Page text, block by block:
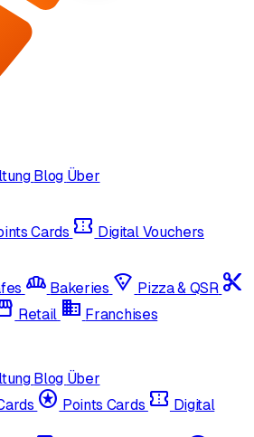
Blog Über
Cards confirmation_number Digital Vouchers
bakery_dining Bakeries local_pizza Pizza & QSR content_cut
Retail domain Franchises
Blog Über
stars Points Cards confirmation_number Digital